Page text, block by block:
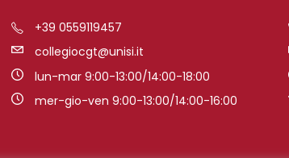
+39 0559119457
collegiocgt@unisi.it
lun-mar 9:00-13:00/14:00-18:00
mer-gio-ven 9:00-13:00/14:00-16:00